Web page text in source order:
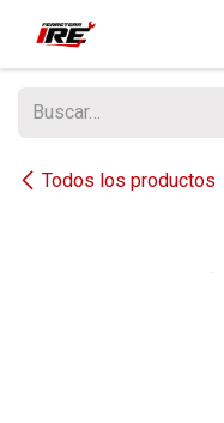
Todos los productos